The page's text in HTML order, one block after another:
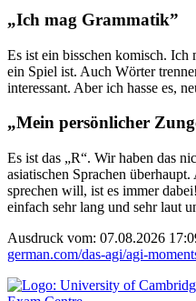
„Ich mag Grammatik”
Es ist ein bisschen komisch.
ein Spiel ist. Auch Wörter
interessant. Aber ich hasse es,
„Mein persönlicher
Es ist das „R“. Wir haben das
asiatischen Sprachen
sprechen will, ist es immer
einfach sehr lang und sehr laut
Ausdruck vom: 07.08.2026
german.com/das-agi/agi-